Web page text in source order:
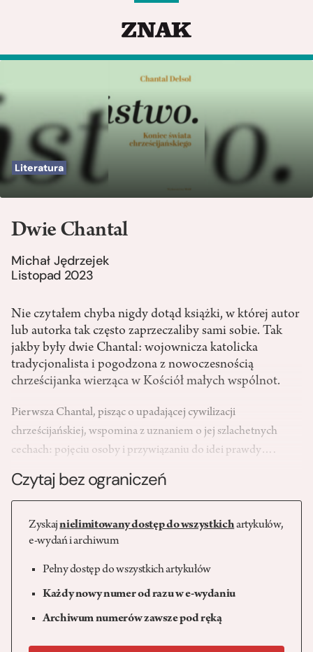
Literatura
Dwie Chantal
Michał Jędrzejek
Listopad 2023
Nie czytałem chyba nigdy dotąd książki, w której autor
lub autorka tak często zaprzeczaliby sami sobie. Tak
jakby były dwie Chantal: wojownicza katolicka
tradycjonalista i pogodzona z nowoczesnością
chrześcijanka wierząca w Kościół małych wspólnot.
Pierwsza Chantal, pisząc o upadającej cywilizacji
chrześcijańskiej, wspomina z uznaniem o jej szlachetnych
cechach: pojęciu osoby i przywiązaniu do idei prawdy….
Czytaj bez ograniczeń
Zyskajnielimitowany dostęp do wszystkichartykułów,
e-wydań i archiwum
Pełny dostęp do wszystkich artykułów
Każdy nowy numer od razu w e-wydaniu
Archiwum numerów zawsze pod ręką